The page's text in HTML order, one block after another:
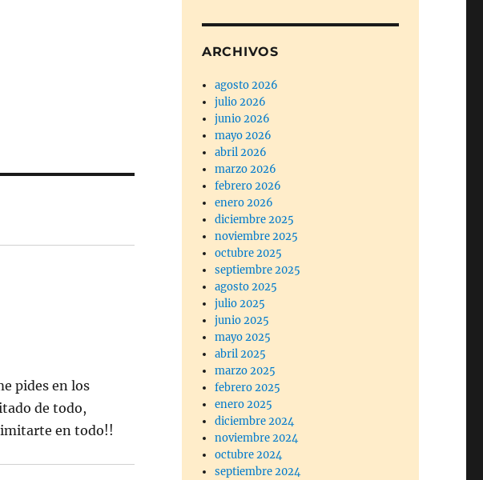
pides en los
de todo,
imitarte en todo!!
ARCHIVOS
agosto 2026
julio 2026
junio 2026
mayo 2026
abril 2026
marzo 2026
febrero 2026
enero 2026
diciembre 2025
noviembre 2025
octubre 2025
septiembre 2025
agosto 2025
julio 2025
junio 2025
mayo 2025
abril 2025
marzo 2025
febrero 2025
enero 2025
diciembre 2024
noviembre 2024
octubre 2024
septiembre 2024